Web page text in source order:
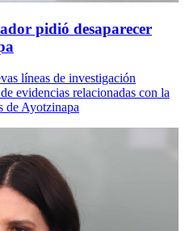
pidió desaparecer
líneas de investigación
evidencias relacionadas con la
de Ayotzinapa